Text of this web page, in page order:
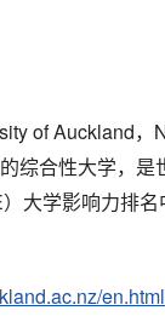
of Auckland
综合性大学，
大学影响力排
en.html